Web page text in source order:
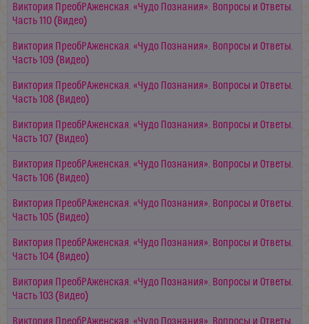
Виктория ПреобРАженская. «Чудо Познания». Вопросы и Ответы.
Часть 110 (Видео)
Виктория ПреобРАженская. «Чудо Познания». Вопросы и Ответы.
Часть 109 (Видео)
Виктория ПреобРАженская. «Чудо Познания». Вопросы и Ответы.
Часть 108 (Видео)
Виктория ПреобРАженская. «Чудо Познания». Вопросы и Ответы.
Часть 107 (Видео)
Виктория ПреобРАженская. «Чудо Познания». Вопросы и Ответы.
Часть 106 (Видео)
Виктория ПреобРАженская. «Чудо Познания». Вопросы и Ответы.
Часть 105 (Видео)
Виктория ПреобРАженская. «Чудо Познания». Вопросы и Ответы.
Часть 104 (Видео)
Виктория ПреобРАженская. «Чудо Познания». Вопросы и Ответы.
Часть 103 (Видео)
Виктория ПреобРАженская. «Чудо Познания». Вопросы и Ответы.